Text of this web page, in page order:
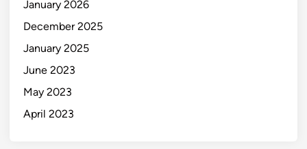
January 2026
December 2025
January 2025
June 2023
May 2023
April 2023